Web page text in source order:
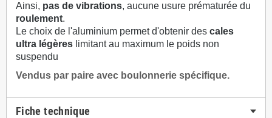
Ainsi, pas de vibrations, aucune usure prématurée du
roulement.
Le choix de l'aluminium permet d'obtenir des cales
ultra légères limitant au maximum le poids non
suspendu
Vendus par paire avec boulonnerie spécifique.
Fiche technique